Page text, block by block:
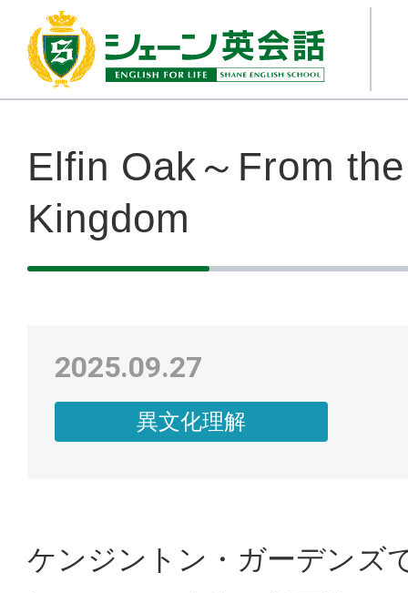
Elfin Oak～From
Kingdom
2025.09.27
異文化理解
ケンジントン・ガーデンズ